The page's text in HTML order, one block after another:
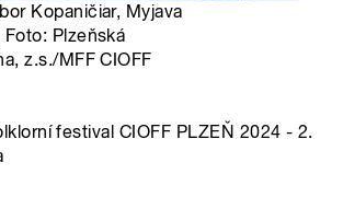
Kopaničiar, Myjava
Plzeňská
z.s./MFF CIOFF
festival CIOFF PLZEŇ 2024 - 2.